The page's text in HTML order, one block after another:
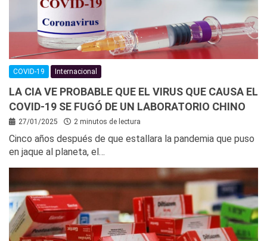
COVID-19 Internacional
LA CIA VE PROBABLE QUE EL VIRUS QUE CAUSA EL
COVID-19 SE FUGÓ DE UN LABORATORIO CHINO
27/01/2025 2 minutos de lectura
Cinco años después de que estallara la pandemia que puso
en jaque al planeta, el…